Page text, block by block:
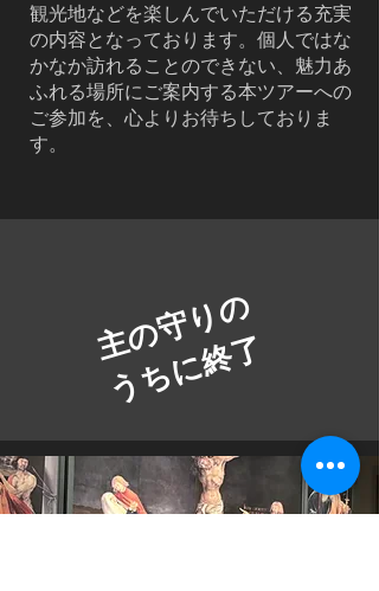
観光地などを楽しんでいただける充実
の内容となっております。個人ではな
かなか訪れることのできない、魅力あ
ふれる場所にご案内する本ツアーへの
ご参加を、心よりお待ちしておりま
す。
主の守りの
うちに終了